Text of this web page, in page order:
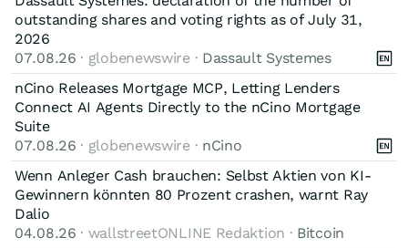
outstanding shares and voting rights as of July 31,
2026
07.08.26 · globenewswire · Dassault Systemes
nCino Releases Mortgage MCP, Letting Lenders
Connect AI Agents Directly to the nCino Mortgage
Suite
07.08.26 · globenewswire · nCino
Wenn Anleger Cash brauchen: Selbst Aktien von KI-
Gewinnern könnten 80 Prozent crashen, warnt Ray
Dalio
04.08.26 · wallstreetONLINE Redaktion · Bitcoin